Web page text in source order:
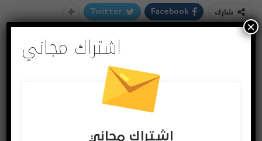
شارك Facebook
Twitter
اشتراك مجاني
اشتراك مجاني
×